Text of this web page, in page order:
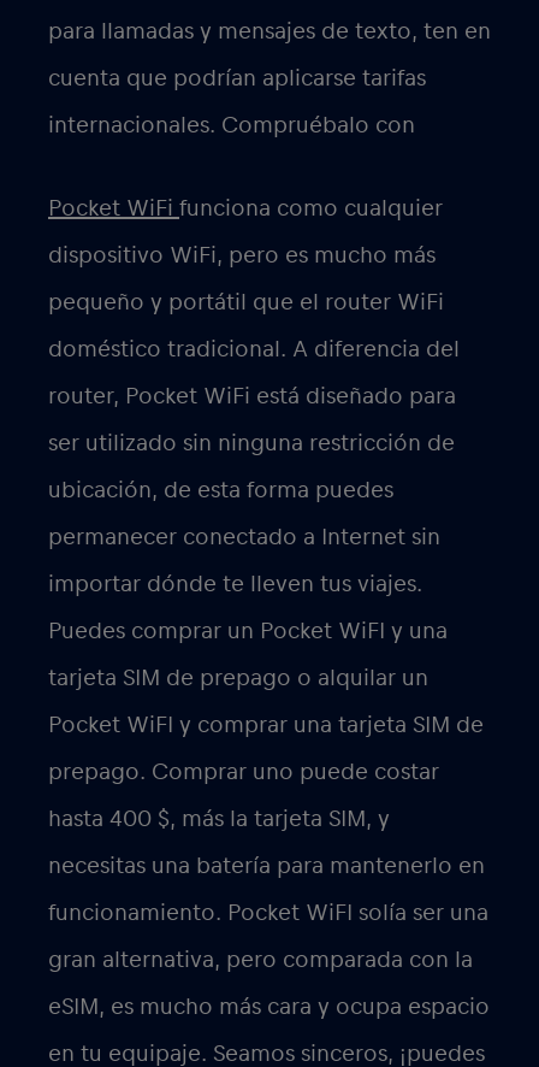
para llamadas y mensajes de texto, ten en
cuenta que podrían aplicarse tarifas
internacionales. Compruébalo con
Pocket WiFi funciona como cualquier
dispositivo WiFi, pero es mucho más
pequeño y portátil que el router WiFi
doméstico tradicional. A diferencia del
router, Pocket WiFi está diseñado para
ser utilizado sin ninguna restricción de
ubicación, de esta forma puedes
permanecer conectado a Internet sin
importar dónde te lleven tus viajes.
Puedes comprar un Pocket WiFI y una
tarjeta SIM de prepago o alquilar un
Pocket WiFI y comprar una tarjeta SIM de
prepago. Comprar uno puede costar
hasta 400 $, más la tarjeta SIM, y
necesitas una batería para mantenerlo en
funcionamiento. Pocket WiFI solía ser una
gran alternativa, pero comparada con la
eSIM, es mucho más cara y ocupa espacio
en tu equipaje. Seamos sinceros, ¡puedes